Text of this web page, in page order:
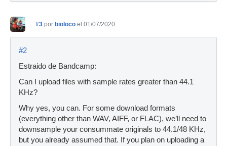
#3 por bioloco el 01/07/2020
#2
Estraido de Bandcamp:
Can I upload files with sample rates greater than 44.1
KHz?
Why yes, you can. For some download formats
(everything other than WAV, AIFF, or FLAC), we’ll need to
downsample your consummate originals to 44.1/48 KHz,
but you already assumed that. If you plan on uploading a